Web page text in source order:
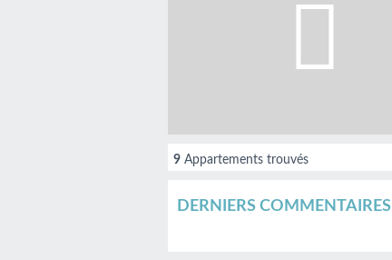
9Appartements trouvés
DERNIERS COMMENTAIRES